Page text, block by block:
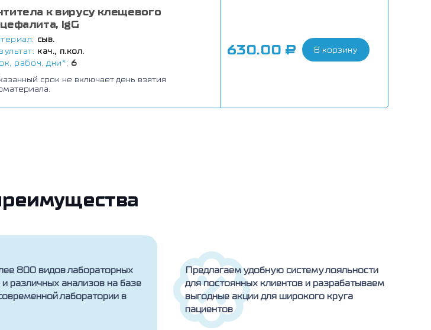
к вирусу клещевого
IgG
сыв.
кач., п.кол.
рабоч. дни*: 6
срок не включает день взятия
630.00 ₽ В корзину
800 видов лабораторных
и различных анализов на базе
лаборатории в
Предлагаем удобную систему лояльности
для постоянных клиентов и разрабатываем
выгодные акции для широкого круга
пациентов